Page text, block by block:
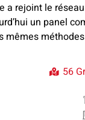
a rejoint le
un panel
mêmes
56